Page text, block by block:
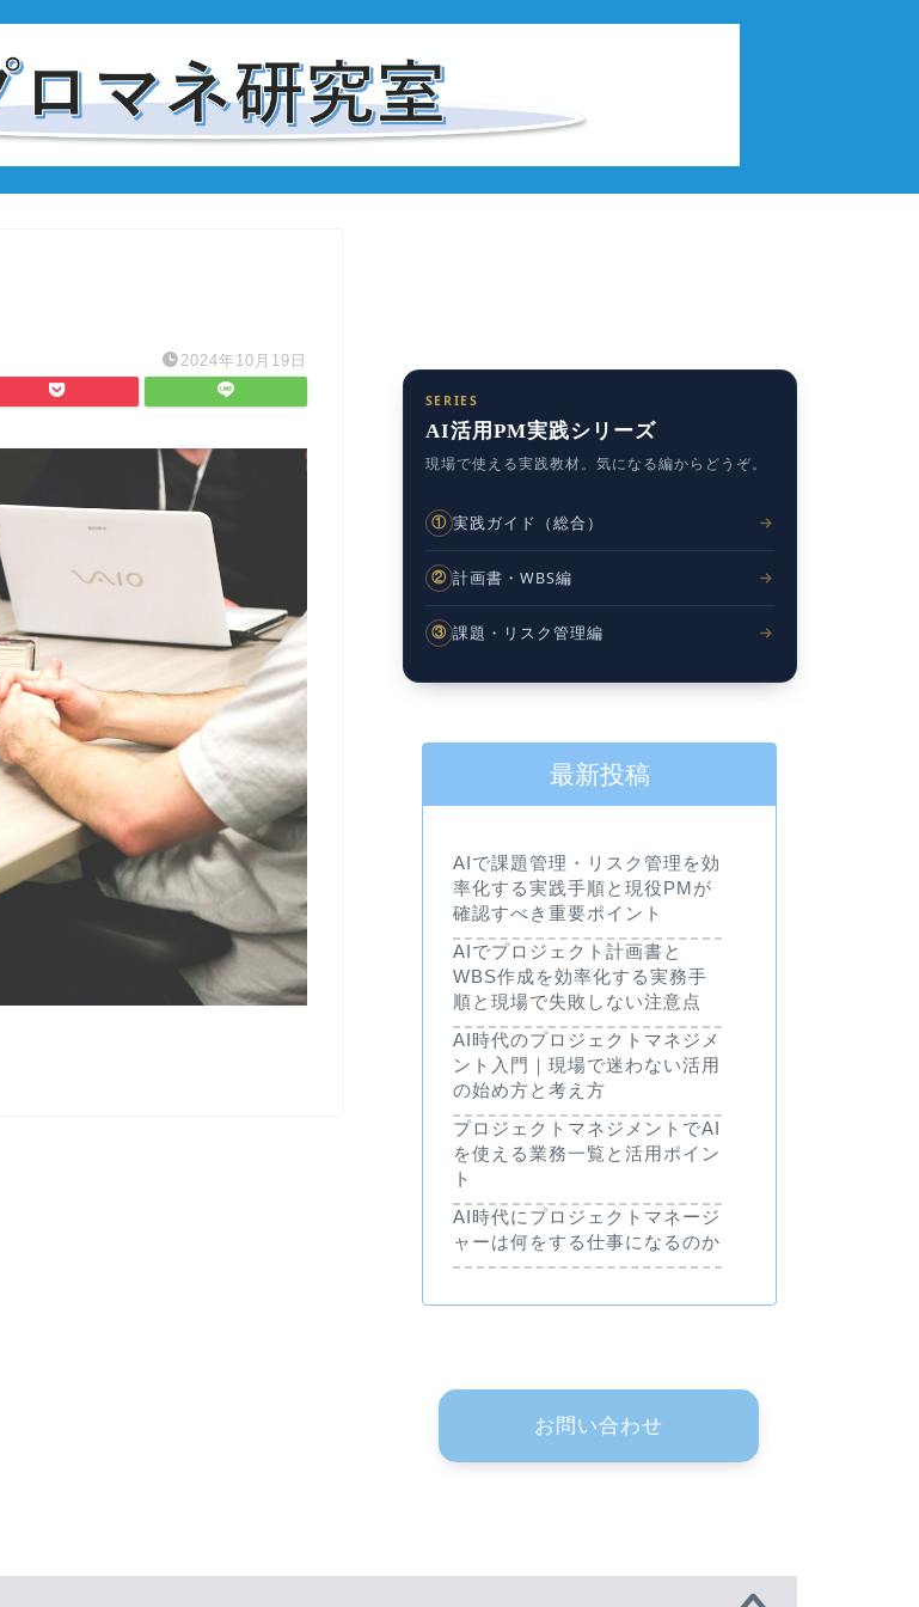
2024年10月19日
SERIES
AI活用PM実践シリーズ
現場で使える実践教材。気になる編からどうぞ。
① 実践ガイド（総合）
② 計画書・WBS編
③ 課題・リスク管理編
最新投稿
AIで課題管理・リスク管理を効
率化する実践手順と現役PMが
確認すべき重要ポイント
AIでプロジェクト計画書と
WBS作成を効率化する実務手
順と現場で失敗しない注意点
AI時代のプロジェクトマネジメ
ント入門｜現場で迷わない活用
の始め方と考え方
プロジェクトマネジメントでAI
を使える業務一覧と活用ポイン
ト
AI時代にプロジェクトマネージ
ャーは何をする仕事になるのか
お問い合わせ